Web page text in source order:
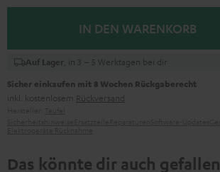
IN DEN WARENKORB
Auf Lager , in 3 – 5 Werktagen bei dir
Sicher einkaufen mit 8 Wochen Rückgaberecht
inkl. kostenlosem Rückversand
Das könnte dir auch gefallen